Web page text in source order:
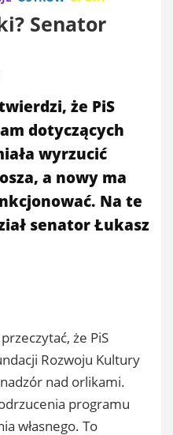
Senator
że PiS
dotyczących
wyrzucić
a nowy ma
Na te
senator Łukasz
że PiS
Rozwoju Kultury
nad orlikami.
programu
własnego. To